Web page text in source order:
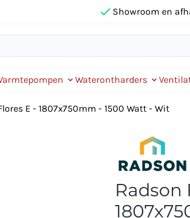
Showroom en
Waterontharders
E - 1807x750mm - 1500 Watt - Wit
Radson